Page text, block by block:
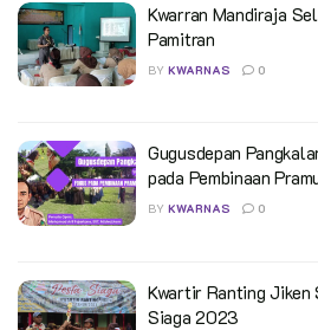
Kwarran Mandiraja
Pamitran
BY KWARNAS 0
Gugusdepan
pada Pembinaan
BY KWARNAS 0
Kwartir Ranting Jiken
Siaga 2023